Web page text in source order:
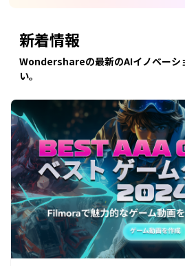
新着情報
Wondershareの最新のAIイノベーシ
い。